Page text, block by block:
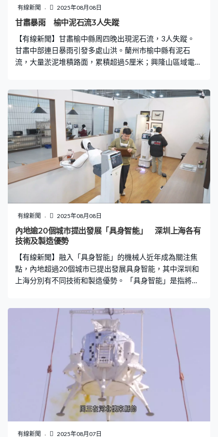
有線新聞 2025年08月08日
甘肅暴雨 榆中泥石流3人失蹤
【有線新聞】甘肅榆中縣周四晚出現泥石流，3人失蹤。
甘肅中部連日暴雨引發多處山洪。蘭州市榆中縣有泥石
流，大量淤泥堆積路面，累積超過5厘米；興隆山區域電力
台發出暴雨和山洪災害氣象預警，預計河北、山西、寧夏
等地發生山洪災害可能性較大。
有線新聞 2025年08月08日
內地逾20個城市提出發展「具身智能」 深圳上海各有
技術及製造優勢
【有線新聞】融入「具身智能」的機械人近年成為關注焦
點，內地超過20個城市已提出發展具身智能，其中深圳和
上海分別有不同技術和製造優勢。 「具身智能」是指將人
人。今年政府工作報告就有進一步明確要培育量子科技、
具身智能等未來產業。工信部賽迪研究院產業政策研究所
所長王昊：「2025年肯定人形機器人也會加速發展，但是
離人形機器人達到像人一樣、自主去比較快速地移動，很
好地去感知人的這種意圖，無論是軟件還是硬件還有一些
需要突破的。」 現時內地有超過20個城市提出發展具身智
能，其中深圳製造具身智能載體的優勢最為明顯，全市共
有五萬一千一百間機械人相關企業，數量位列全國第一，
產業鏈總產值更超過1,700億元人民幣。 當地更首次有新
能源汽車工廠引入人形機械人，與人類協作完成汽車裝配
及質檢工作。優必選科技首席品牌官譚旻：「生產線是移
有線新聞 2025年08月07日